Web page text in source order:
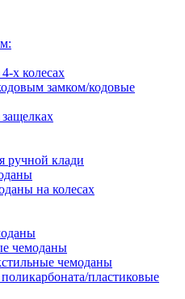
х колесах
замком/кодовые
ручной клади
на колесах
чемоданы
чемоданы
пластиковые